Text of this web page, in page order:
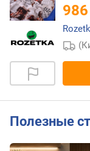
986
Полезные